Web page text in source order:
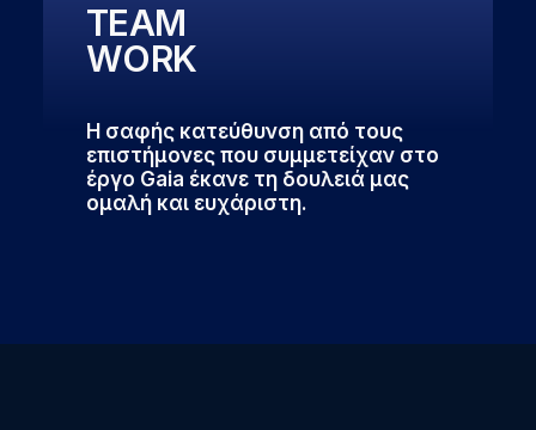
TEAM
WORK
Η σαφής κατεύθυνση από τους
επιστήμονες που συμμετείχαν στο
έργο Gaia έκανε τη δουλειά μας
ομαλή και ευχάριστη.